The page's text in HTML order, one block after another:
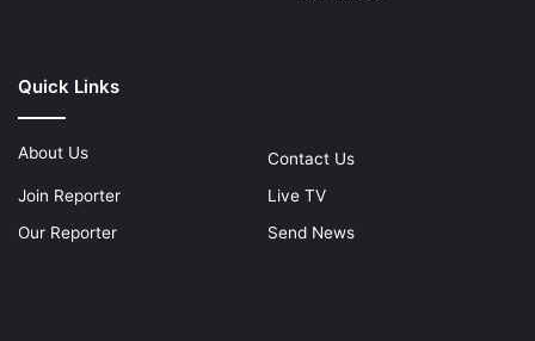
Quick Links
About Us
Contact Us
Join Reporter
Live TV
Our Reporter
Send News